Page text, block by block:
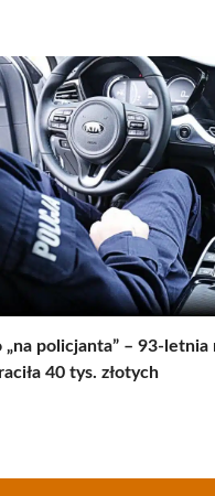
„na policjanta” – 93-letnia
40 tys. złotych